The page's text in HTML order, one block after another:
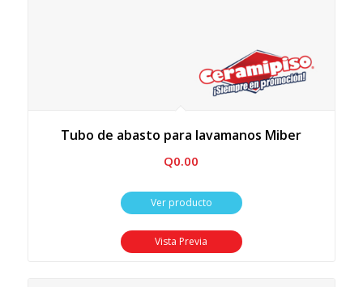
Tubo de abasto para lavamanos Miber
Q0.00
Ver producto
Vista Previa